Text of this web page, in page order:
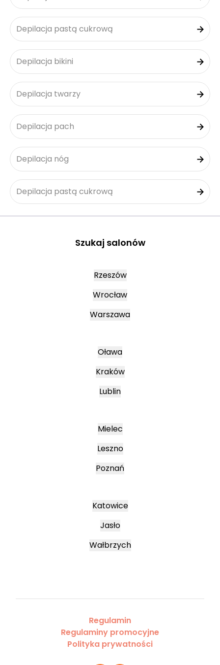
Depilacja pastą cukrową
Depilacja bikini
Depilacja twarzy
Depilacja pach
Depilacja nóg
Depilacja pastą cukrową
Szukaj salonów
Rzeszów
Wrocław
Warszawa
Oława
Kraków
Lublin
Mielec
Leszno
Poznań
Katowice
Jasło
Wałbrzych
Regulamin
Regulaminy promocyjne
Polityka prywatności